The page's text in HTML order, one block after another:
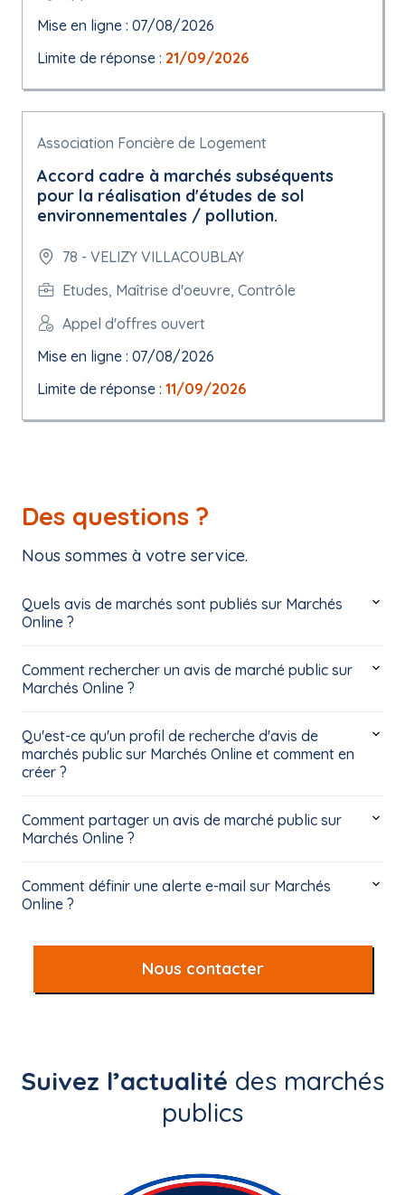
Mise en ligne : 07/08/2026
Limite de réponse : 21/09/2026
Association Foncière de Logement
Accord cadre à marchés subséquents
pour la réalisation d'études de sol
environnementales / pollution.
78 - VELIZY VILLACOUBLAY
Etudes, Maîtrise d'oeuvre, Contrôle
Appel d'offres ouvert
Mise en ligne : 07/08/2026
Limite de réponse : 11/09/2026
Des questions ?
Nous sommes à votre service.
Quels avis de marchés sont publiés sur Marchés
Online ?
Comment rechercher un avis de marché public sur
Marchés Online ?
Qu'est-ce qu'un profil de recherche d'avis de
marchés public sur Marchés Online et comment en
créer ?
Comment partager un avis de marché public sur
Marchés Online ?
Comment définir une alerte e-mail sur Marchés
Online ?
Nous contacter
Suivez l’actualité des marchés
publics